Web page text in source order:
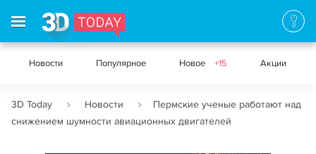
Новости Популярное Новое +15 Акции
3D Today Новости
Пермские ученые работают над
снижением шумности авиационных двигателей